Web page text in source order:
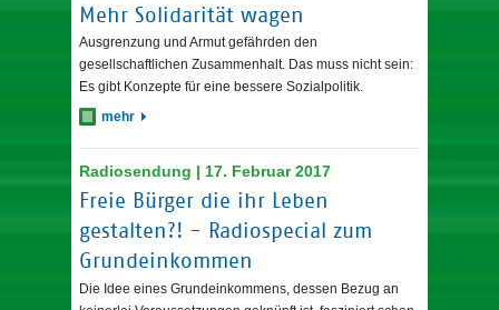
Mehr Solidarität wagen
Ausgrenzung und Armut gefährden den
gesellschaftlichen Zusammenhalt. Das muss nicht sein:
Es gibt Konzepte für eine bessere Sozialpolitik.
mehr
Radiosendung | 17. Februar 2017
Freie Bürger die ihr Leben
gestalten?! - Radiospecial zum
Grundeinkommen
Die Idee eines Grundeinkommens, dessen Bezug an